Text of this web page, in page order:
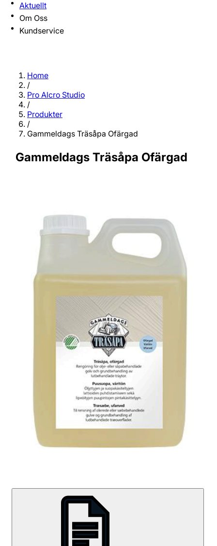
Aktuellt
Om Oss
Kundservice
Home
/
Pro Alcro Studio
/
Produkter
/
Gammeldags Träsåpa Ofärgad
Gammeldags Träsåpa Ofärgad